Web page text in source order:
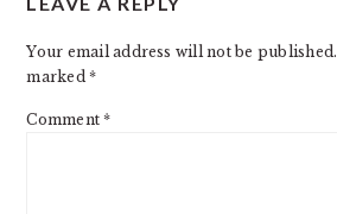
INTERACTIONS
Your email address will not be published.
marked*
Comment*